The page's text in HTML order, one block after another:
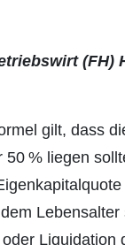
(FH)
gilt, dass
50 % liegen
oder Liquidation